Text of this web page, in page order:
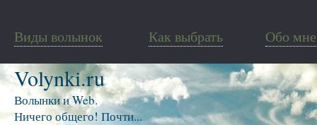
Виды волынок Как выбрать Обо мне
Volynki.ru
Волынки и Web.
Ничего общего! Почти...